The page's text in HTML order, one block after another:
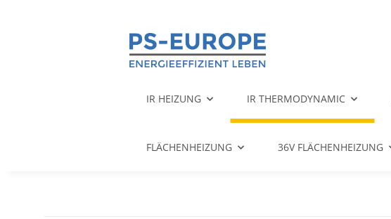
IR HEIZUNG IR THERMODYNAMIC
FLÄCHENHEIZUNG 36V FLÄCHENHEIZUNG